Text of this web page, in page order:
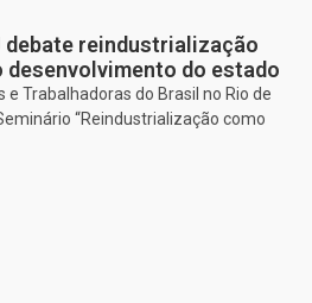
debate reindustrialização
desenvolvimento do estado
Trabalhadoras do Brasil no Rio de
“Reindustrialização como